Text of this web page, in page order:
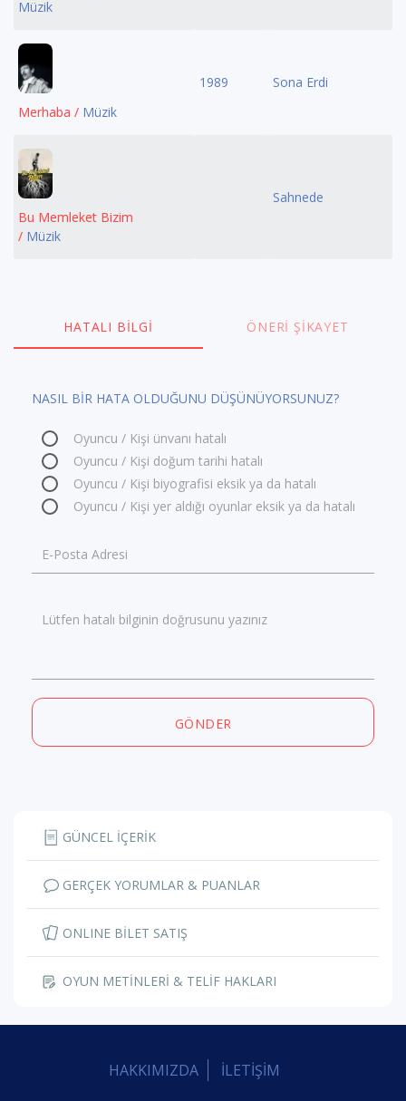
Müzik
Merhaba / Müzik
1989 Sona Erdi
Bu Memleket Bizim
/ Müzik
Sahnede
HATALI BILGI ÖNERI ŞIKAYET
NASIL BİR HATA OLDUĞUNU DÜŞÜNÜYORSUNUZ?
Oyuncu / Kişi ünvanı hatalı
Oyuncu / Kişi doğum tarihi hatalı
Oyuncu / Kişi biyografisi eksik ya da hatalı
Oyuncu / Kişi yer aldığı oyunlar eksik ya da hatalı
E-Posta Adresi
Lütfen hatalı bilginin doğrusunu yazınız
GÖNDER
GÜNCEL İÇERİK
GERÇEK YORUMLAR & PUANLAR
ONLINE BİLET SATIŞ
OYUN METİNLERİ & TELİF HAKLARI
HAKKIMIZDA İLETİŞİM